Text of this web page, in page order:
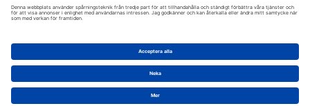
Cookie-inställningar